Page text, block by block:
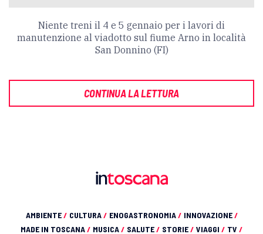
Niente treni il 4 e 5 gennaio per i lavori di
manutenzione al viadotto sul fiume Arno in località
San Donnino (FI)
CONTINUA LA LETTURA
AMBIENTE/ CULTURA/ ENOGASTRONOMIA/ INNOVAZIONE/
MADE IN TOSCANA/ MUSICA/ SALUTE/ STORIE/ VIAGGI / TV /